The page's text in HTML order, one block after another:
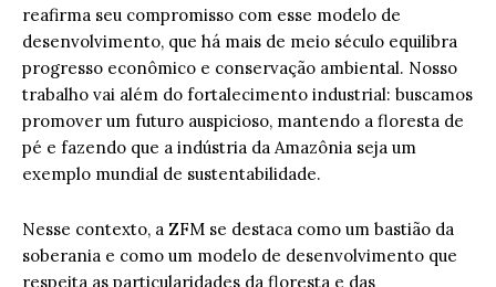
reafirma seu compromisso com esse modelo de
desenvolvimento, que há mais de meio século equilibra
progresso econômico e conservação ambiental. Nosso
trabalho vai além do fortalecimento industrial: buscamos
promover um futuro auspicioso, mantendo a floresta de
pé e fazendo que a indústria da Amazônia seja um
exemplo mundial de sustentabilidade.
Nesse contexto, a ZFM se destaca como um bastião da
soberania e como um modelo de desenvolvimento que
respeita as particularidades da floresta e das